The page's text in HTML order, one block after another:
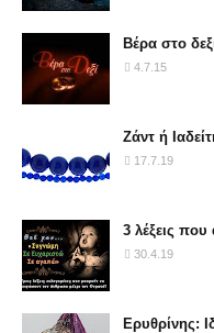
Βέρα στο
4.7.15
Ζάντ ή
17.7.19
3 λέξεις
30.4.19
Ερυθρίνης: